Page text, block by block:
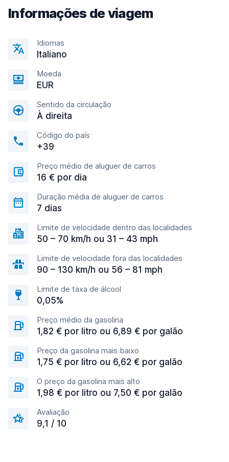
Informações de viagem
Idiomas
Italiano
Moeda
EUR
Sentido da circulação
À direita
Código do país
+39
Preço médio de aluguer de carros
16 € por dia
Duração média de aluguer de carros
7 dias
Limite de velocidade dentro das localidades
50 – 70 km/h ou 31 – 43 mph
Limite de velocidade fora das localidades
90 – 130 km/h ou 56 – 81 mph
Limite de taxa de álcool
0,05%
Preço médio da gasolina
1,82 € por litro ou 6,89 € por galão
Preço da gasolina mais baixo
1,75 € por litro ou 6,62 € por galão
O preço da gasolina mais alto
1,98 € por litro ou 7,50 € por galão
Avaliação
9,1 / 10